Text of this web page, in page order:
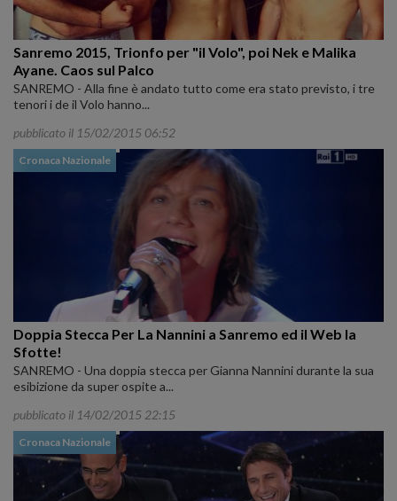
Sanremo 2015, Trionfo per "il Volo", poi Nek e Malika
Ayane. Caos sul Palco
SANREMO - Alla fine è andato tutto come era stato previsto, i tre
tenori i de il Volo hanno...
pubblicato il 15/02/2015 06:52
Cronaca Nazionale
Doppia Stecca Per La Nannini a Sanremo ed il Web la
Sfotte!
SANREMO - Una doppia stecca per Gianna Nannini durante la sua
esibizione da super ospite a...
pubblicato il 14/02/2015 22:15
Cronaca Nazionale